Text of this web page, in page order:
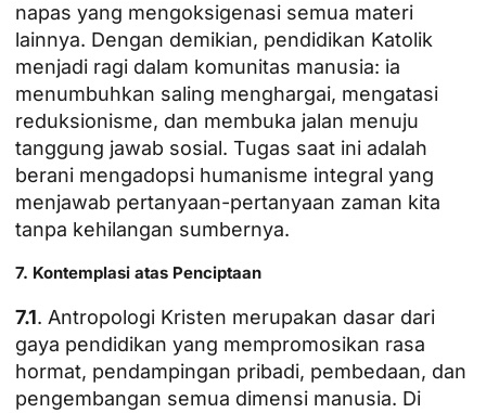
napas yang mengoksigenasi semua materi
lainnya. Dengan demikian, pendidikan Katolik
menjadi ragi dalam komunitas manusia: ia
menumbuhkan saling menghargai, mengatasi
reduksionisme, dan membuka jalan menuju
tanggung jawab sosial. Tugas saat ini adalah
berani mengadopsi humanisme integral yang
menjawab pertanyaan-pertanyaan zaman kita
tanpa kehilangan sumbernya.
7. Kontemplasi atas Penciptaan
7.1. Antropologi Kristen merupakan dasar dari
gaya pendidikan yang mempromosikan rasa
hormat, pendampingan pribadi, pembedaan, dan
pengembangan semua dimensi manusia. Di